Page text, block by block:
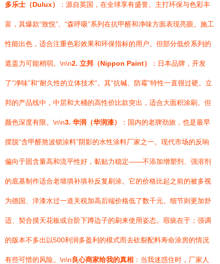
多乐士（Dulux） ：源自英国，在全球享有盛誉。主打环保与色彩丰
富，其爆款“致悦”、“森呼吸”系列在抗甲醛和净味方面表现亮眼。施工
性能出色，适合注重色彩效果和环保指标的用户。但部分低价系列的
遮盖力可能稍弱。\n\n2. 立邦（Nippon Paint） ：日本品牌，开发
了“净味”和“耐久性的立体技术”。其“抗碱、防霉”特性一直很过硬。立
邦的产品线中，中层和大桶的高性价比款突出，适合大面积涂刷。但
颜色深度有限。\n\n3. 华润（华润漆） ：国内的老牌劲旅，也是最早
摆脱“含甲醛熬波锁涂料”阴影的水性涂料厂家之一。现代市场的反响
偏向于固含量高和流平性好，黏贴力稳定——不添加增塑剂、强溶剂
的底基制作适合老墙填补填补反复刷涂。它的价格比起之前的被多视
为德国、洋漆水过一道关税加高后端价格低了数千元。细节则更加舒
适、契合摸天花板或台阶下蹲边子的刷来使用姿态。瑕疵在于；强调
的版本不多出以500利润多盈利的模式而去砍裂配料寿命涂房的情况
有些可惜的风险。\n\n良心商家给我的真相 ：当我迷惑住时，厂家人